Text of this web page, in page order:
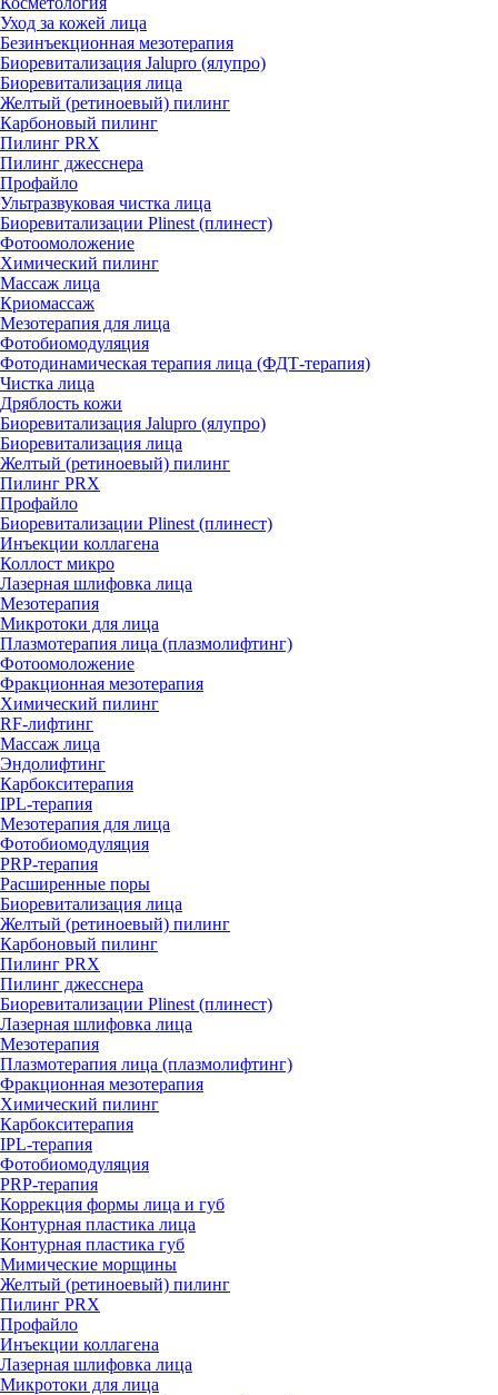
Уход за кожей лица
Безинъекционная мезотерапия
Биоревитализация Jalupro (ялупро)
Биоревитализация лица
Желтый (ретиноевый) пилинг
Карбоновый пилинг
Пилинг PRX
Пилинг джесснера
Профайло
Ультразвуковая чистка лица
Биоревитализации Plinest (плинест)
Фотоомоложение
Химический пилинг
Массаж лица
Криомассаж
Мезотерапия для лица
Фотобиомодуляция
Фотодинамическая терапия лица (ФДТ-терапия)
Чистка лица
Дряблость кожи
Биоревитализация Jalupro (ялупро)
Биоревитализация лица
Желтый (ретиноевый) пилинг
Пилинг PRX
Профайло
Биоревитализации Plinest (плинест)
Инъекции коллагена
Коллост микро
Лазерная шлифовка лица
Мезотерапия
Микротоки для лица
Плазмотерапия лица (плазмолифтинг)
Фотоомоложение
Фракционная мезотерапия
Химический пилинг
RF-лифтинг
Массаж лица
Эндолифтинг
Карбокситерапия
IPL‑терапия
Мезотерапия для лица
Фотобиомодуляция
PRP-терапия
Расширенные поры
Биоревитализация лица
Желтый (ретиноевый) пилинг
Карбоновый пилинг
Пилинг PRX
Пилинг джесснера
Биоревитализации Plinest (плинест)
Лазерная шлифовка лица
Мезотерапия
Плазмотерапия лица (плазмолифтинг)
Фракционная мезотерапия
Химический пилинг
Карбокситерапия
IPL‑терапия
Фотобиомодуляция
PRP-терапия
Коррекция формы лица и губ
Контурная пластика лица
Контурная пластика губ
Мимические морщины
Желтый (ретиноевый) пилинг
Пилинг PRX
Профайло
Инъекции коллагена
Лазерная шлифовка лица
Микротоки для лица